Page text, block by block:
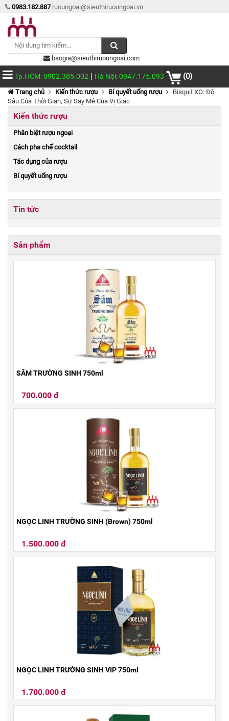
0983.182.887 ruoungoai@sieuthiruoungoai.vn
baogia@sieuthiruoungoai.com
Tp.HCM: 0902.385.002 | Hà Nội: 0947.175.093 (0)
Trang chủ Kiến thức rượu Bí quyết uống rượu
Bisquit XO: Độ
Sâu Của Thời Gian, Sự Say Mê Của Vị Giác
Kiến thức rượu
Phân biệt rượu ngoại
Cách pha chế cocktail
Tác dụng của rượu
Bí quyết uống rượu
Tin tức
Sản phẩm
SÂM TRƯỜNG SINH 750ml
700.000 đ
NGỌC LINH TRƯỜNG SINH (Brown) 750ml
1.500.000 đ
NGỌC LINH TRƯỜNG SINH VIP 750ml
1.700.000 đ